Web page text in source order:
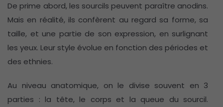
De prime abord, les sourcils peuvent paraître anodins.
Mais en réalité, ils confèrent au regard sa forme, sa
taille, et une partie de son expression, en surlignant
les yeux. Leur style évolue en fonction des périodes et
des ethnies.
Au niveau anatomique, on le divise souvent en 3
parties : la tête, le corps et la queue du sourcil.